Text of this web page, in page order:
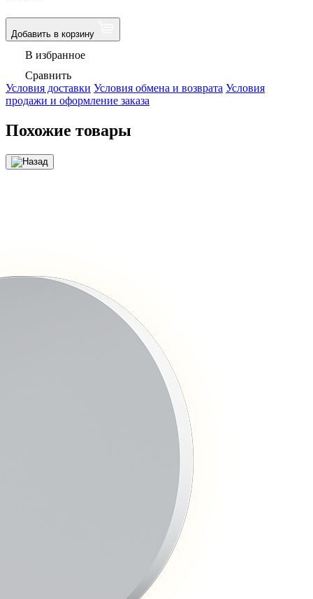
Добавить в корзину
В избранное
Сравнить
Условия доставки Условия обмена и возврата Условия
продажи и оформление заказа
Похожие товары